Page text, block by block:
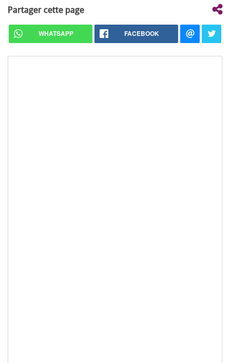
Partager cette page
WHATSAPP FACEBOOK